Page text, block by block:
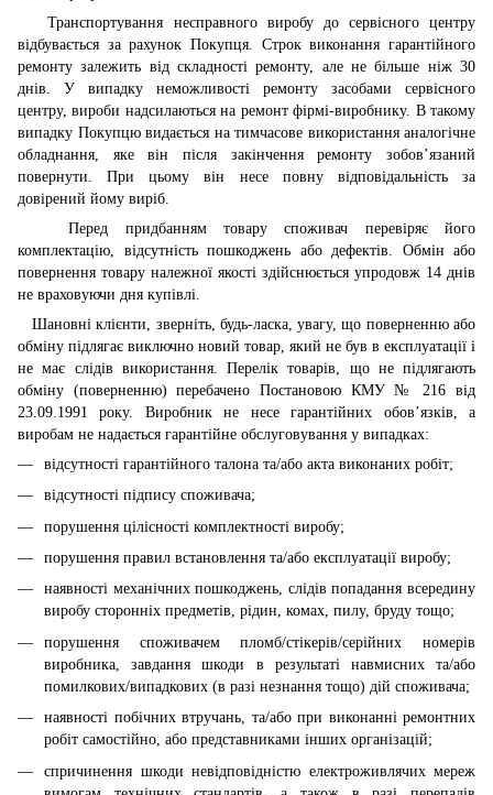
Транспортування несправного виробу до сервісного центру
відбувається за рахунок Покупця. Строк виконання гарантійного
ремонту залежить від складності ремонту, але не більше ніж 30
днів. У випадку неможливості ремонту засобами сервісного
центру, вироби надсилаються на ремонт фірмі-виробнику. В такому
випадку Покупцю видається на тимчасове використання аналогічне
обладнання, яке він після закінчення ремонту зобов’язаний
повернути. При цьому він несе повну відповідальність за
довірений йому виріб.
Перед придбанням товару споживач перевіряє його
комплектацію, відсутність пошкоджень або дефектів. Обмін або
повернення товару належної якості здійснюється упродовж 14 днів
не враховуючи дня купівлі.
Шановні клієнти, зверніть, будь-ласка, увагу, що поверненню або
обміну підлягає виключно новий товар, який не був в експлуатації і
не має слідів використання. Перелік товарів, що не підлягають
обміну (поверненню) перебачено Постановою КМУ № 216 від
23.09.1991 року. Виробник не несе гарантійних обов’язків, а
виробам не надається гарантійне обслуговування у випадках:
відсутності гарантійного талона та/або акта виконаних робіт;
відсутності підпису споживача;
порушення цілісності комплектності виробу;
порушення правил встановлення та/або експлуатації виробу;
наявності механічних пошкоджень, слідів попадання всередину
виробу сторонніх предметів, рідин, комах, пилу, бруду тощо;
порушення споживачем пломб/стікерів/серійних номерів
виробника, завдання шкоди в результаті навмисних та/або
помилкових/випадкових (в разі незнання тощо) дій споживача;
наявності побічних втручань, та/або при виконанні ремонтних
робіт самостійно, або представниками інших організацій;
спричинення шкоди невідповідністю електроживлячих мереж